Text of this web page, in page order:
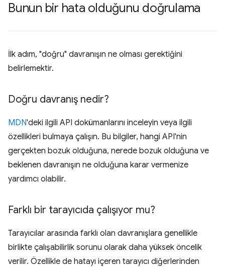
Bunun bir hata olduğunu doğrulama
İlk adım, "doğru" davranışın ne olması gerektiğini
belirlemektir.
Doğru davranış nedir?
MDN'deki ilgili API dokümanlarını inceleyin veya ilgili
özellikleri bulmaya çalışın. Bu bilgiler, hangi API'nin
gerçekten bozuk olduğuna, nerede bozuk olduğuna ve
beklenen davranışın ne olduğuna karar vermenize
yardımcı olabilir.
Farklı bir tarayıcıda çalışıyor mu?
Tarayıcılar arasında farklı olan davranışlara genellikle
birlikte çalışabilirlik sorunu olarak daha yüksek öncelik
verilir. Özellikle de hatayı içeren tarayıcı diğerlerinden